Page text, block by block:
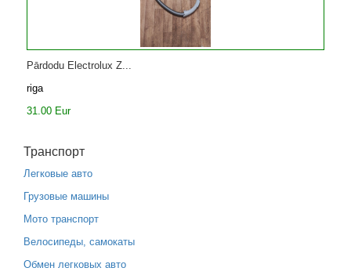
Pārdodu Electrolux Z...
riga
31.00 Eur
Транспорт
Легковые авто
Грузовые машины
Мото транспорт
Велосипеды, самокаты
Обмен легковых авто